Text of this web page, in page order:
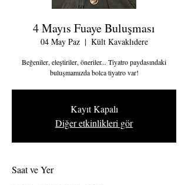
4 Mayıs Fuaye Buluşması
04 May Paz
  |
Kült Kavaklıdere
Beğeniler, eleştiriler, öneriler... Tiyatro paydasındaki
buluşmamızda bolca tiyatro var!
Kayıt Kapalı
Diğer etkinlikleri gör
Saat ve Yer